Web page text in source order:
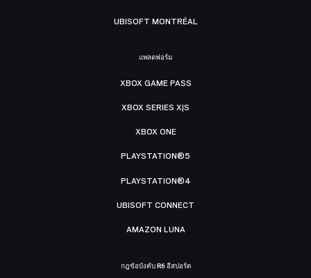
UBISOFT MONTRÉAL
แพลตฟอร์ม
XBOX GAME PASS
XBOX SERIES X|S
XBOX ONE
PLAYSTATION®5
PLAYSTATION®4
UBISOFT CONNECT
AMAZON LUNA
กฎข้อบังคับ R6 อีสปอร์ต